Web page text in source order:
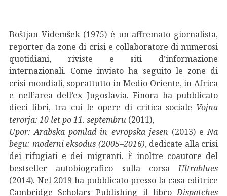
Boštjan Videmšek (1975) è un affremato giornalista,
reporter da zone di crisi e collaboratore di numerosi
quotidiani, riviste e siti d’informazione
internazionali. Come inviato ha seguito le zone di
crisi mondiali, soprattutto in Medio Oriente, in Africa
e nell’area dell’ex Jugoslavia. Finora ha pubblicato
dieci libri, tra cui le opere di critica sociale Vojna
terorja: 10 let po 11. septembru (2011),
Upor: Arabska pomlad in evropska jesen (2013) eNa
begu: moderni eksodus (2005–2016), dedicate alla crisi
dei rifugiati e dei migranti. È inoltre coautore del
bestseller autobiografico sulla corsa Ultrablues
(2014). Nel 2019 ha pubblicato presso la casa editrice
Cambridge Scholars Publishing il libroDispatches